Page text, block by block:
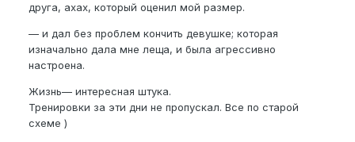
друга, ахах, который оценил мой размер.
— и дал без проблем кончить девушке; которая
изначально дала мне леща, и была агрессивно
настроена.
Жизнь— интересная штука.
Тренировки за эти дни не пропускал. Все по старой
схеме )